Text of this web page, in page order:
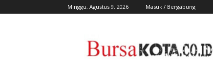
Minggu, Agustus 9, 2026 Masuk / Bergabung
Kota